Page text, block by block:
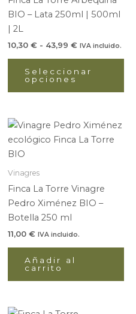
pueden
producto
BIO – Lata 250ml | 500ml
| 2L
10,30 € - 43,99 € IVA incluido.
Seleccionar
opciones
la
Vinagres
Finca La Torre Vinagre
Pedro Ximénez BIO –
Botella 250 ml
11,00 € IVA incluido.
Añadir al
carrito